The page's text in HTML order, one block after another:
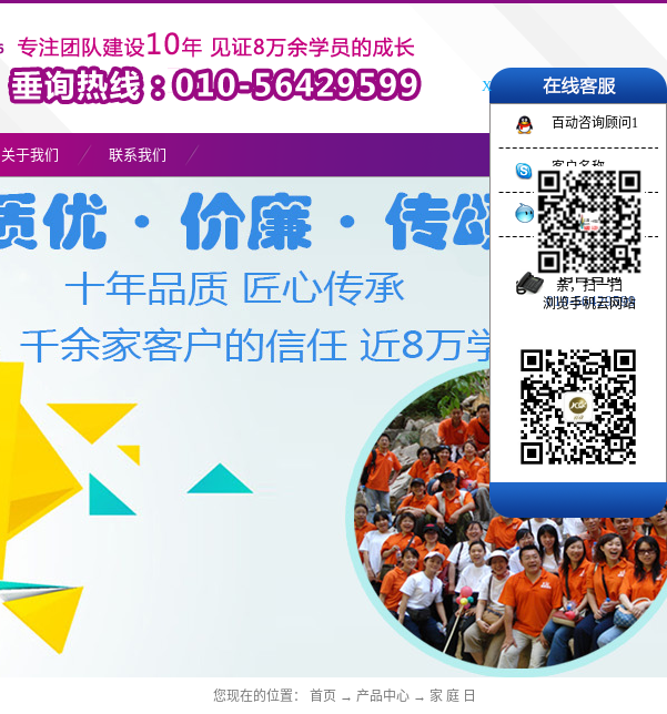
关于我们 联系我们
您现在的位置： 首页 → 产品中心 → 家 庭 日
X
百动咨询顾问1
客户名称
旺旺客服名称
010-56429599
亲，扫一扫
浏览手机云网站